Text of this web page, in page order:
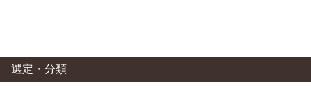
選定・分類